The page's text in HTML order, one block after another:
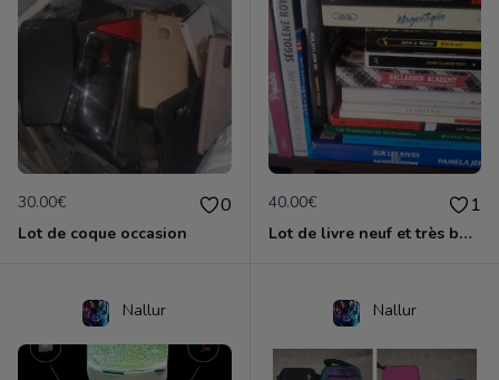
30.00€ 0
Lot de coque occasion
40.00€ 1
Lot de livre neuf et très bon état environ 112 livres
Nallur Nallur